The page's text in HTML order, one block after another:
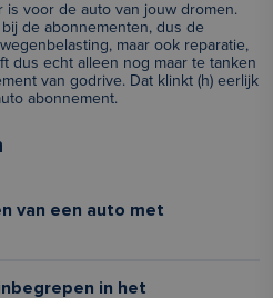
is voor de auto van jouw dromen.
de abonnementen, dus de
maar ook reparatie,
dus echt alleen nog maar te tanken
van godrive. Dat klinkt (h) eerlijk
abonnement.
van een auto met
in het